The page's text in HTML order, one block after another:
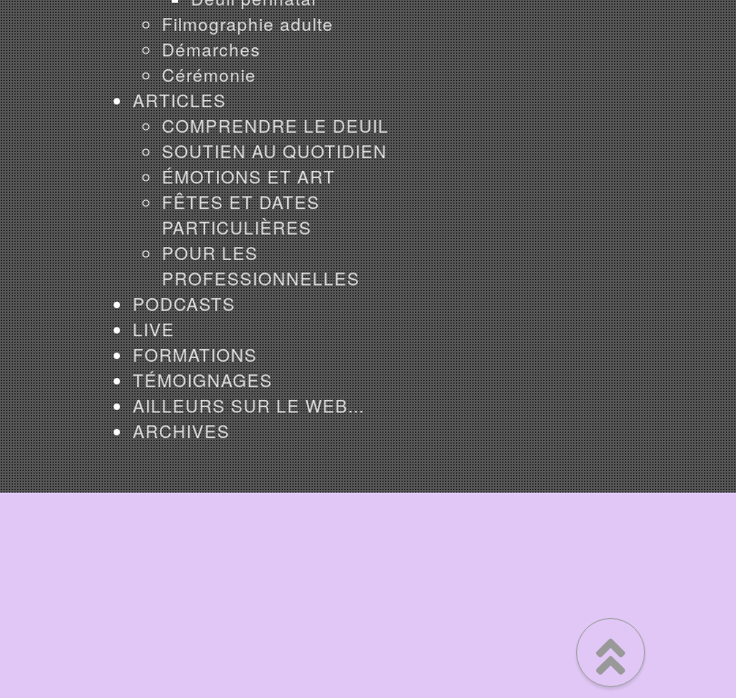
Filmographie adulte
Démarches
Cérémonie
ARTICLES
COMPRENDRE LE DEUIL
SOUTIEN AU QUOTIDIEN
ÉMOTIONS ET ART
FÊTES ET DATES
PARTICULIÈRES
POUR LES
PROFESSIONNELLES
PODCASTS
LIVE
FORMATIONS
TÉMOIGNAGES
AILLEURS SUR LE WEB...
ARCHIVES